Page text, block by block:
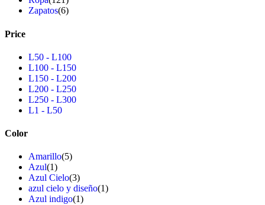
Zapatos(6)
Price
L50 - L100
L100 - L150
L150 - L200
L200 - L250
L250 - L300
L1 - L50
Color
Amarillo(5)
Azul(1)
Azul Cielo(3)
azul cielo y diseño(1)
Azul indigo(1)